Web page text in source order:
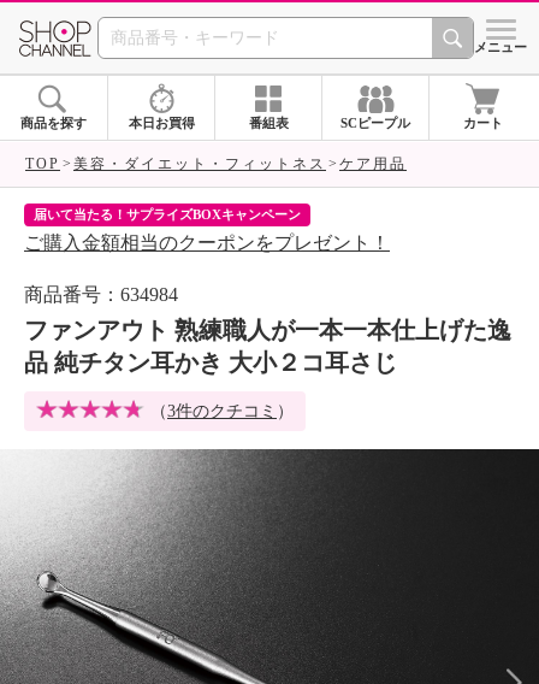
SHOP CHANNEL シメニュー
商品を探す 本日お買得 番組表 SCピープル カート
TOP 美容・ダイエット・フィットネス ケア用品
届いて当たる！サプライズBOXキャンペーン
ご購入金額相当のクーポンをプレゼント！
商品番号：634984
ファンアウト 熟練職人が一本一本仕上げた逸
品 純チタン耳かき 大小２コ耳さじ
（3件のクチコミ ）